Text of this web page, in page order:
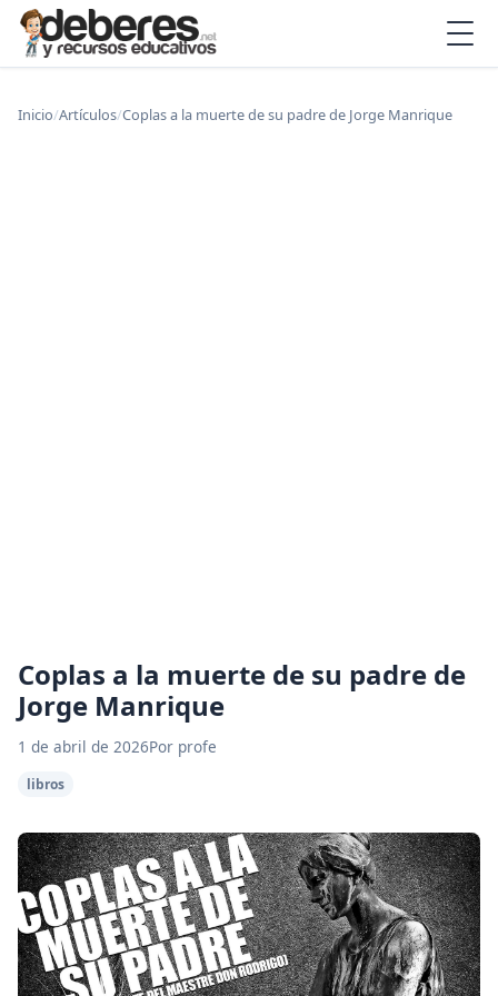
Inicio/Artículos/Coplas a la muerte de su padre de Jorge Manrique
Coplas a la muerte de su padre de
Jorge Manrique
1 de abril de 2026Por profe
libros